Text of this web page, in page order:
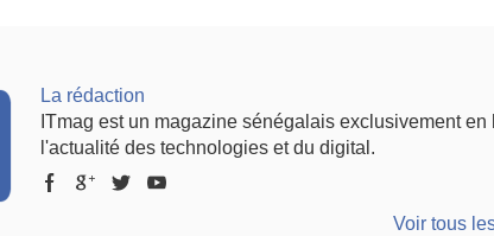
La rédaction
ITmag est un magazine sénégalais exclusivement en
l'actualité des technologies et du digital.
Voir tous